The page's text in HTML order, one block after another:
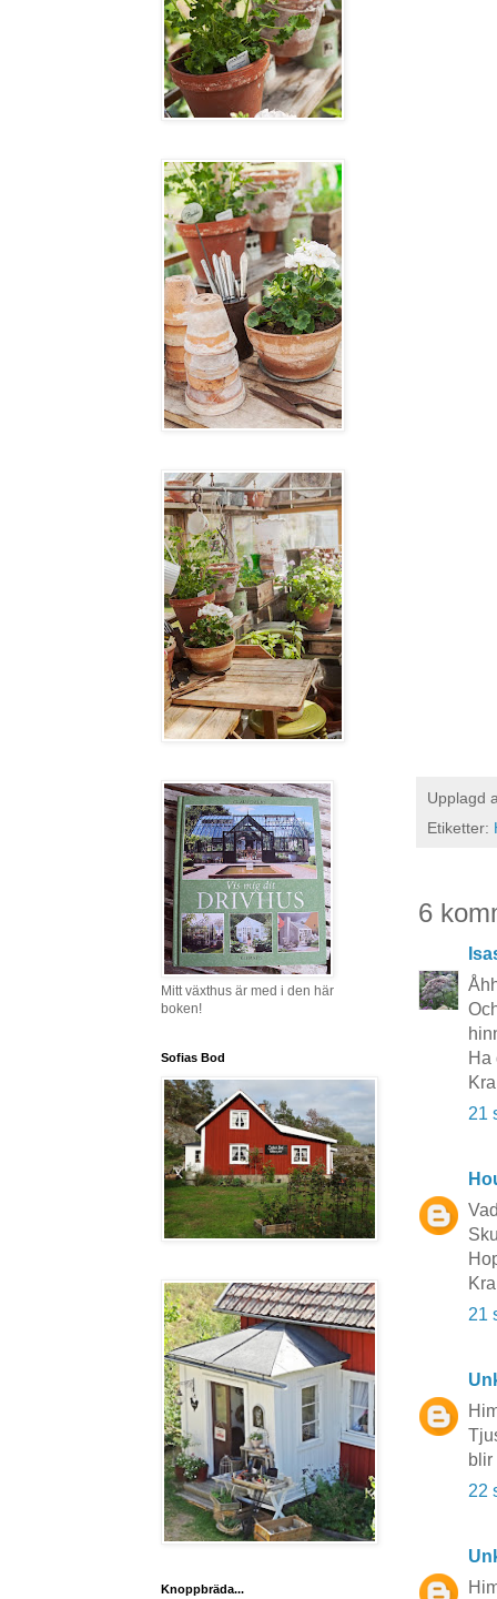
Upplagd
Etiketter:
6
Ha
21
21
blir
22
Mitt växthus är med i den här
boken!
Sofias Bod
Knoppbräda...